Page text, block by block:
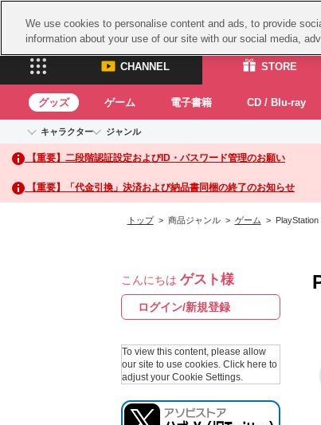
CHANNEL STORE
CHANNEL
ASOBI CHANNEL TOP
ASOBI
グッズ
CD / Blu-
グッズ ゲーム 電子書籍 CD / Blu-ray
キャラクター
アイドルマスターシリーズ
アイドルマスター
アイドルマスター シンデレラガールズ
アイドルマスター ミリオンライブ！
プロジェクトアイマス ヴイアライヴ
テイルズ オブ シリーズ
ジャンル
イベントグッズ
トイ・ホビー
【重要】二段階認証設定およびID・パスワード管理のお願い
【重要】「代金引換」決済および納品書同梱の終了のお知らせ
トップ> 商品ジャンル > ゲーム > PlayStation
こんにちは ゲスト様
ログイン/新規登録
To view this content, please allow
our site to use cookies. Click here to
adjust your Cookie Settings.
We use cookies to personalise content and ads, to provide
information about your use of our site with our social media,